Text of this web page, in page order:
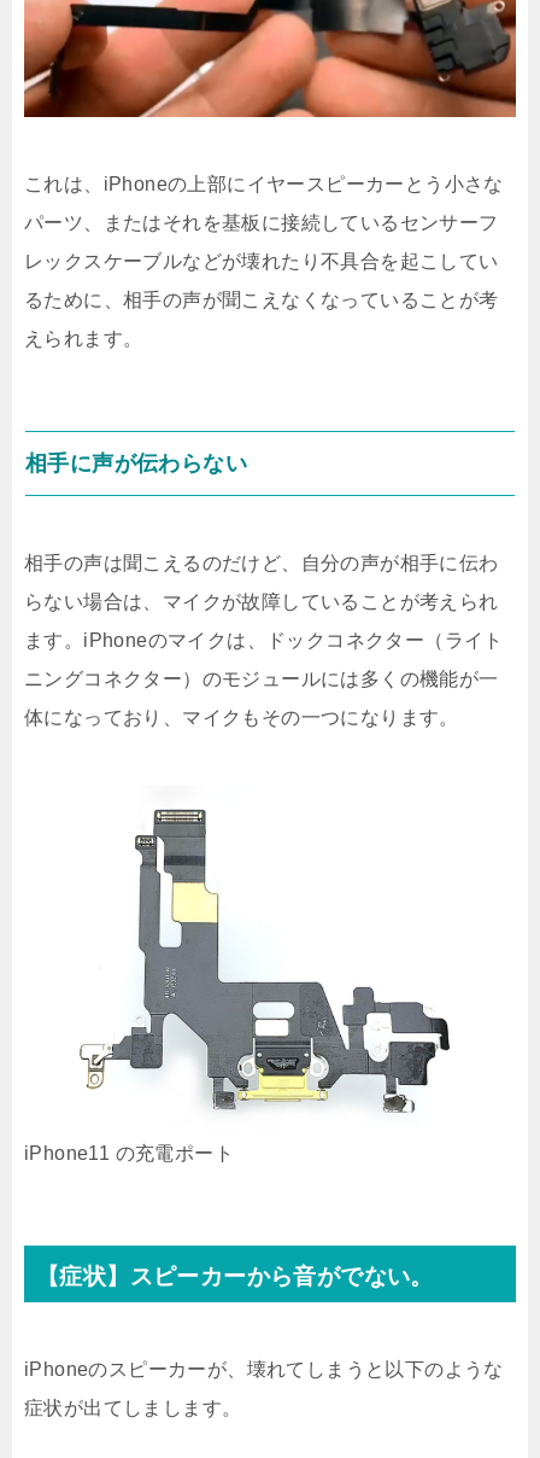
これは、iPhoneの上部にイヤースピーカーとう小さな
パーツ、またはそれを基板に接続しているセンサーフ
レックスケーブルなどが壊れたり不具合を起こしてい
るために、相手の声が聞こえなくなっていることが考
えられます。
相手に声が伝わらない
相手の声は聞こえるのだけど、自分の声が相手に伝わ
らない場合は、マイクが故障していることが考えられ
ます。iPhoneのマイクは、ドックコネクター（ライト
ニングコネクター）のモジュールには多くの機能が一
体になっており、マイクもその一つになります。
iPhone11 の充電ポート
【症状】スピーカーから音がでない。
iPhoneのスピーカーが、壊れてしまうと以下のような
症状が出てしまします。